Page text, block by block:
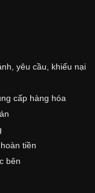
yêu cầu, khiếu nại
cấp hàng hóa
tiền
bên